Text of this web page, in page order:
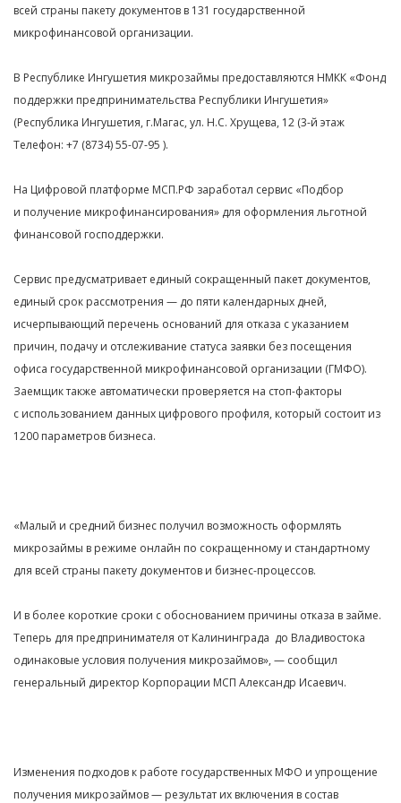
всей страны пакету документов в 131 государственной
микрофинансовой организации.
В Республике Ингушетия микрозаймы предоставляются НМКК «Фонд
поддержки предпринимательства Республики Ингушетия»
(Республика Ингушетия, г.Магас, ул. Н.С. Хрущева, 12 (3-й этаж
Телефон: +7 (8734) 55-07-95 ).
На Цифровой платформе МСП.РФ заработал сервис «Подбор
и получение микрофинансирования» для оформления льготной
финансовой господдержки.
Сервис предусматривает единый сокращенный пакет документов,
единый срок рассмотрения — до пяти календарных дней,
исчерпывающий перечень оснований для отказа с указанием
причин, подачу и отслеживание статуса заявки без посещения
офиса государственной микрофинансовой организации (ГМФО).
Заемщик также автоматически проверяется на стоп-факторы
с использованием данных цифрового профиля, который состоит из
1200 параметров бизнеса.
«Малый и средний бизнес получил возможность оформлять
микрозаймы в режиме онлайн по сокращенному и стандартному
для всей страны пакету документов и бизнес-процессов.
И в более короткие сроки с обоснованием причины отказа в займе.
Теперь для предпринимателя от Калининграда до Владивостока
одинаковые условия получения микрозаймов», — сообщил
генеральный директор Корпорации МСП Александр Исаевич.
Изменения подходов к работе государственных МФО и упрощение
получения микрозаймов — результат их включения в состав